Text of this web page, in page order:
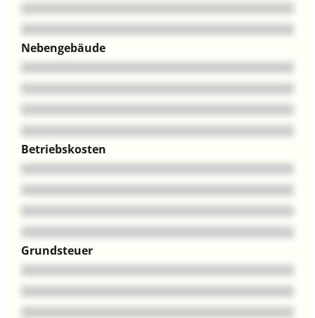
Nebengebäude
Betriebskosten
Grundsteuer